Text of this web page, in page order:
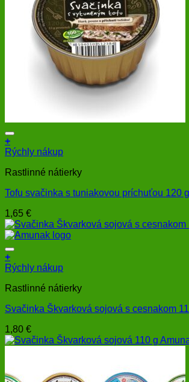
+
Rýchly nákup
Rastlinné nátierky
Tofu svačinka s tuniakovou príchuťou 120
1,65 €
+
Rýchly nákup
Rastlinné nátierky
Svačinka Škvarková sojová s cesnakom
1,80 €